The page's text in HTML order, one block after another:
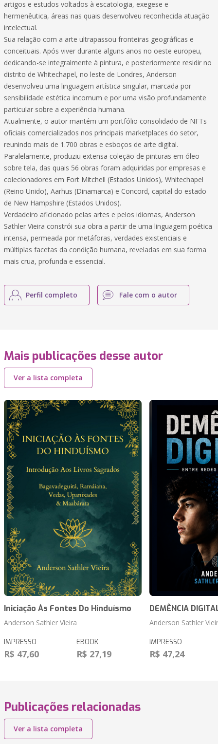
artigos e estudos voltados à escatologia, exegese e
hermenêutica, áreas nas quais desenvolveu reconhecida atuação
intelectual.
Sua relação com a arte ultrapassou fronteiras geográficas e
conceituais. Após viver durante alguns anos no oeste europeu,
dedicando-se integralmente à pintura, e posteriormente residir no
distrito de Whitechapel, no leste de Londres, Anderson
desenvolveu uma linguagem artística singular, marcada por
sensibilidade estética incomum e por uma visão profundamente
particular sobre a experiência humana.
Atualmente, o autor mantém um portfólio consolidado de NFTs
oficiais comercializados nos principais marketplaces do setor,
reunindo mais de 1.700 obras e esboços de arte digital.
Paralelamente, produziu extensa coleção de pinturas em óleo
sobre tela, das quais 56 obras foram adquiridas por empresas e
colecionadores em Fort Mitchell (Estados Unidos), Whitechapel
(Reino Unido), Aarhus (Dinamarca) e Concord, capital do estado
de New Hampshire (Estados Unidos).
Verdadeiro aficionado pelas artes e pelos idiomas, Anderson
Sathler Vieira constrói sua obra a partir de uma linguagem poética
intensa, permeada por metáforas, verdades existenciais e
múltiplas facetas da condição humana, reveladas em sua forma
mais crua, profunda e essencial.
Perfil completo Fale com o autor
Mais publicações desse autor
Ver a lista completa
Iniciação Às Fontes Do Hinduísmo
Anderson Sathler Vieira
IMPRESSO
R$ 47,60
EBOOK
R$ 27,19
DEMÊNCIA
Anderson Sathler
IMPRESSO
R$ 47,24
Publicações relacionadas
Ver a lista completa